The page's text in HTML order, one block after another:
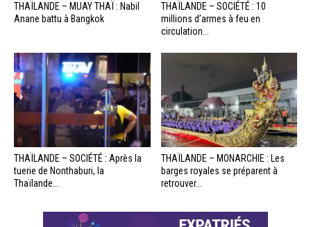
THAÏLANDE – MUAY THAÏ : Nabil
Anane battu à Bangkok
THAÏLANDE – SOCIÉTÉ : 10
millions d’armes à feu en
circulation...
THAÏLANDE – SOCIÉTÉ : Après la
tuerie de Nonthaburi, la
Thaïlande...
THAÏLANDE – MONARCHIE : Les
barges royales se préparent à
retrouver...